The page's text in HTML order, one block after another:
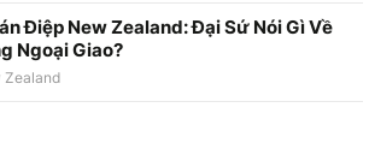
Điệp New Zealand: Đại Sứ Nói Gì Về
Ngoại Giao?